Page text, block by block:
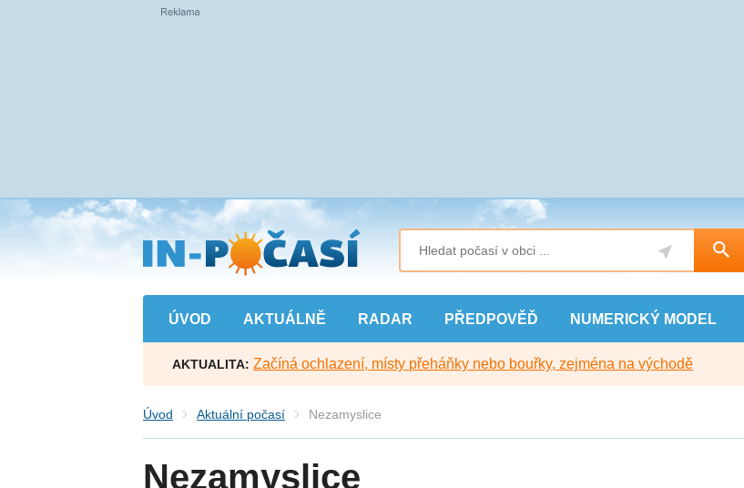
Přejít
na
hlavní
obsah
ÚVOD AKTUÁLNĚ RADAR PŘEDPOVĚĎ NUMERICKÝ MODEL
AKTUALITA: Začíná ochlazení, místy přeháňky nebo bouřky, zejména na východě
Úvod Aktuální počasí Nezamyslice
Nezamyslice